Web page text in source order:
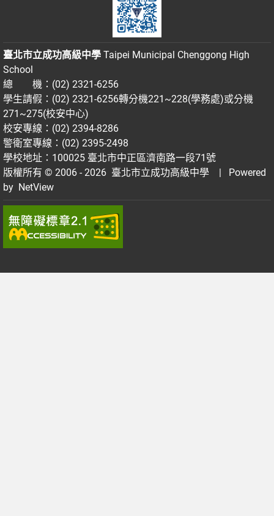
臺北市立成功高級中學 Taipei Municipal Chenggong High
School
總 機：(02) 2321-6256
學生請假：(02) 2321-6256轉分機221~228(學務處)或分機
271~275(校安中心)
校安專線：(02) 2394-8286
警衛室專線：(02) 2395-2498
學校地址：100025 臺北市中正區濟南路一段71號
版權所有 © 2006 - 2026 臺北市立成功高級中學
| Powered
by NetView